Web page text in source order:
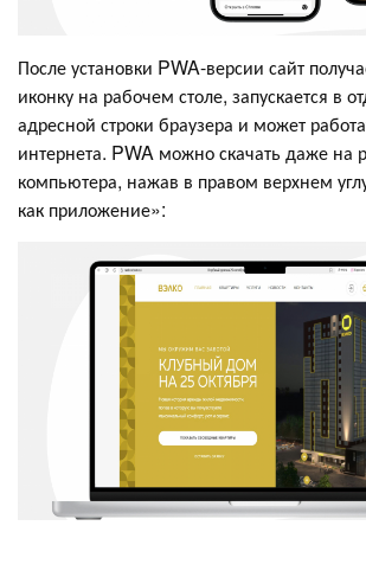
После установки PWA-версии сайт
иконку на рабочем столе, запускается в
адресной строки браузера и может
интернета. PWA можно скачать даже на
компьютера, нажав в правом верхнем
как приложение»: